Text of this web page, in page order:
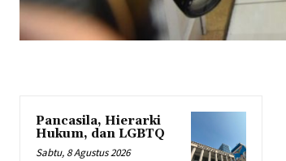
Pancasila, Hierarki
Hukum, dan LGBTQ
Sabtu, 8 Agustus 2026